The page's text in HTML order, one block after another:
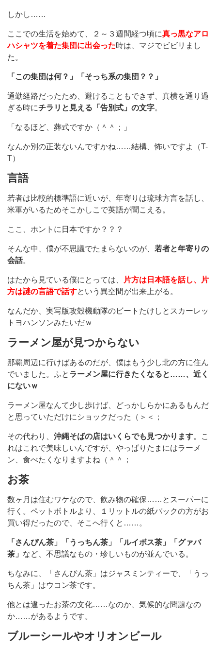
しかし……
ここでの生活を始めて、２～３週間経つ頃に真っ黒なアロ
ハシャツを着た集団に出会った時は、マジでビビリまし
た。
「この集団は何？」「そっち系の集団？？」
通勤経路だったため、避けることもできず、真横を通り過
ぎる時にチラリと見える「告別式」の文字。
「なるほど、葬式ですか（＾＾；」
なんか別の正装ないんですかね……結構、怖いですよ（T-
T）
言語
若者は比較的標準語に近いが、年寄りは琉球方言を話し、
米軍がいるためそこかしこで英語が聞こえる。
ここ、ホントに日本ですか？？？
そんな中、僕が不思議でたまらないのが、 若者と年寄りの
会話。
はたから見ている僕にとっては、
片方は日本語を話し、片
方は謎の言語で話すという異空間が出来上がる。
なんだか、実写版攻殻機動隊のビートたけしとスカーレッ
トヨハンソンみたいだｗ
ラーメン屋が見つからない
那覇周辺に行けばあるのだが、僕はもう少し北の方に住ん
でいました。ふと ラーメン屋に行きたくなると……、近く
にないｗ
ラーメン屋なんて少し歩けば、どっかしらかにあるもんだ
と思っていただけにショックだった（＞＜；
その代わり、 沖縄そばの店はいくらでも見つかります。こ
れはこれで美味しいんですが、やっぱりたまにはラーメ
ン、食べたくなりますよね（＾＾；
お茶
数ヶ月は住むワケなので、飲み物の確保……とスーパーに
行く。ペットボトルより、１リットルの紙パックの方がお
買い得だったので、そこへ行くと……。
「さんぴん茶」「うっちん茶」「ルイボス茶」「グァバ
茶」 など、不思議なもの・珍しいものが並んでいる。
ちなみに、「さんぴん茶」はジャスミンティーで、「うっ
ちん茶」はウコン茶です。
他とは違ったお茶の文化……なのか、気候的な問題なの
か……があるようです。
ブルーシールやオリオンビール